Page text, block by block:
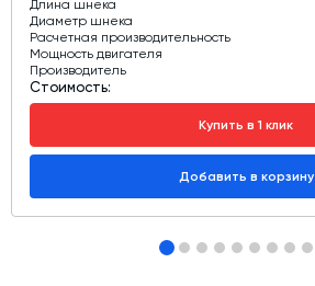
Длина шнека
Диаметр шнека
Расчетная производительность
Мощность двигателя
Производитель
Стоимость:
Купить в 1 клик
Добавить в корзину